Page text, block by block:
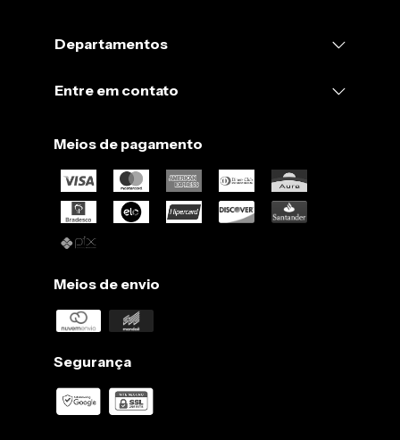
Passe sempre em temperaturas para algodão, ou seja, até
Peças escuras podem soltar tinta. Lave separadamente antes
de usar para remover o excesso.
Departamentos
Entre em contato
Meios de pagamento
Meios de envio
Segurança